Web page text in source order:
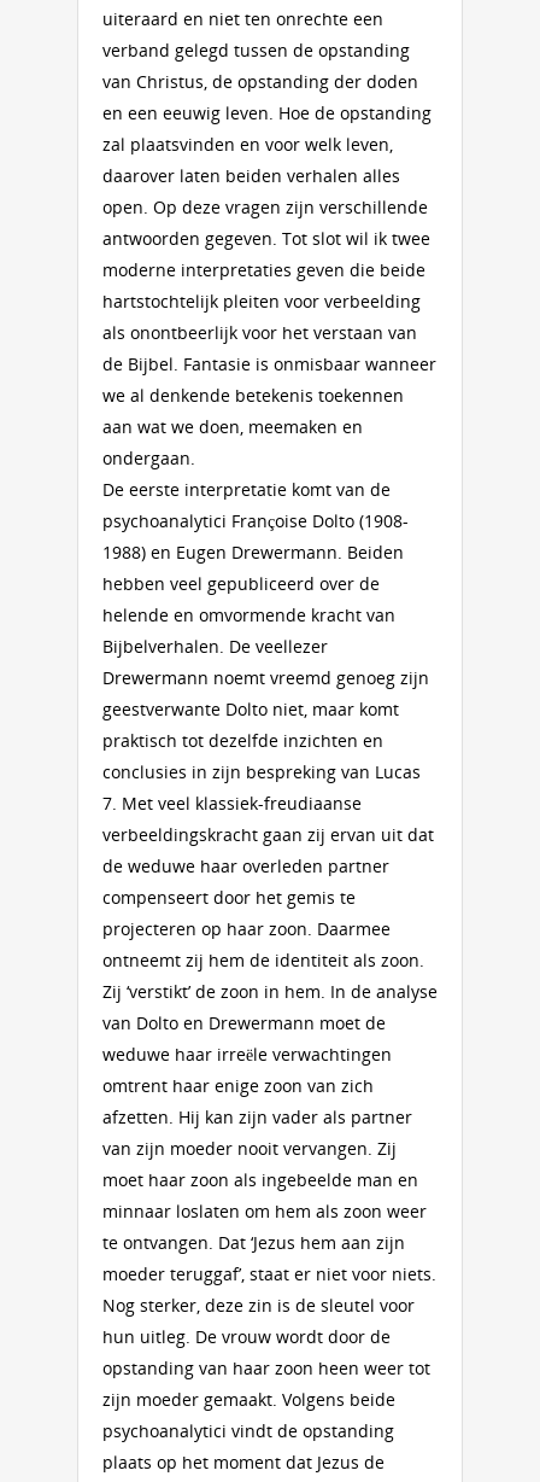
uiteraard en niet ten onrechte een
verband gelegd tussen de opstanding
van Christus, de opstanding der doden
en een eeuwig leven. Hoe de opstanding
zal plaatsvinden en voor welk leven,
daarover laten beiden verhalen alles
open. Op deze vragen zijn verschillende
antwoorden gegeven. Tot slot wil ik twee
moderne interpretaties geven die beide
hartstochtelijk pleiten voor verbeelding
als onontbeerlijk voor het verstaan van
de Bijbel. Fantasie is onmisbaar wanneer
we al denkende betekenis toekennen
aan wat we doen, meemaken en
ondergaan.
De eerste interpretatie komt van de
psychoanalytici Françoise Dolto (1908-
1988) en Eugen Drewermann. Beiden
hebben veel gepubliceerd over de
helende en omvormende kracht van
Bijbelverhalen. De veellezer
Drewermann noemt vreemd genoeg zijn
geestverwante Dolto niet, maar komt
praktisch tot dezelfde inzichten en
conclusies in zijn bespreking van Lucas
7. Met veel klassiek-freudiaanse
verbeeldingskracht gaan zij ervan uit dat
de weduwe haar overleden partner
compenseert door het gemis te
projecteren op haar zoon. Daarmee
ontneemt zij hem de identiteit als zoon.
Zij ‘verstikt’ de zoon in hem. In de analyse
van Dolto en Drewermann moet de
weduwe haar irreële verwachtingen
omtrent haar enige zoon van zich
afzetten. Hij kan zijn vader als partner
van zijn moeder nooit vervangen. Zij
moet haar zoon als ingebeelde man en
minnaar loslaten om hem als zoon weer
te ontvangen. Dat ‘Jezus hem aan zijn
moeder teruggaf’, staat er niet voor niets.
Nog sterker, deze zin is de sleutel voor
hun uitleg. De vrouw wordt door de
opstanding van haar zoon heen weer tot
zijn moeder gemaakt. Volgens beide
psychoanalytici vindt de opstanding
plaats op het moment dat Jezus de